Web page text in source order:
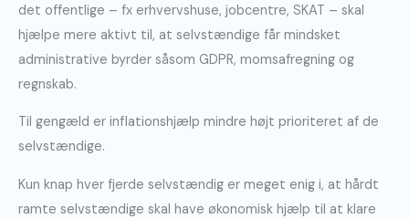
det offentlige – fx erhvervshuse, jobcentre, SKAT – skal
hjælpe mere aktivt til, at selvstændige får mindsket
administrative byrder såsom GDPR, momsafregning og
regnskab.
Til gengæld er inflationshjælp mindre højt prioriteret af de
selvstændige.
Kun knap hver fjerde selvstændig er meget enig i, at hårdt
ramte selvstændige skal have økonomisk hjælp til at klare